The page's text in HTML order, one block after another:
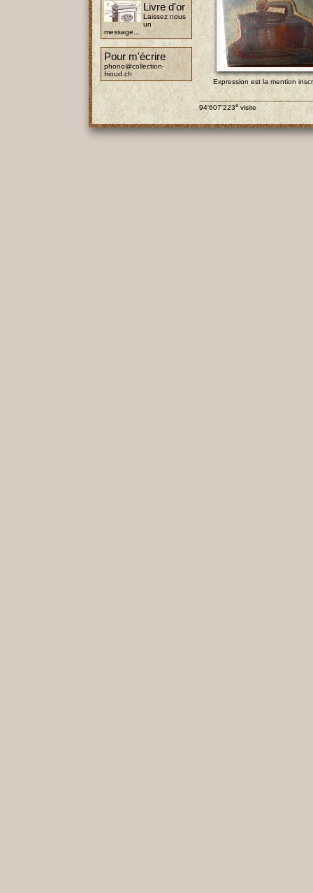
Livre d'or
Laissez nous
un
message...
Pour m'écrire
phono@collection-
frioud.ch
Expression est la mention
94'607'223e visite